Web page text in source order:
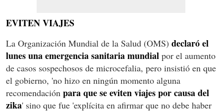
EVITEN VIAJES
La Organización Mundial de la Salud (OMS) declaró el
lunes una emergencia sanitaria mundial por el aumento
de casos sospechosos de microcefalia, pero insistió en que
el gobierno, 'no hizo en ningún momento alguna
recomendación para que se eviten viajes por causa del
zika' sino que fue 'explícita en afirmar que no debe haber